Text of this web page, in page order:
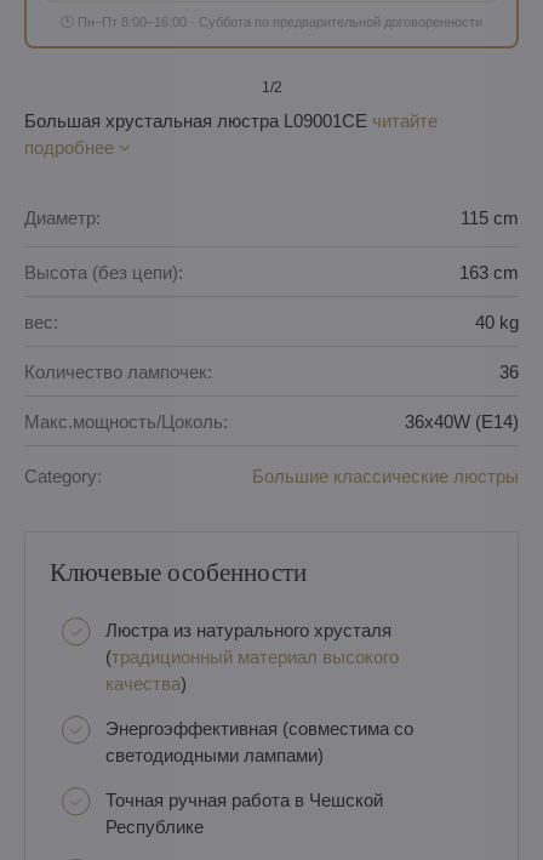
🕐 Пн–Пт 8:00–16:00 · Суббота по предварительной договоренности
1/2
Большая xрустальная люстра L09001CE читайте
подробнее
Диаметр: 115 cm
Высота (без цепи): 163 cm
вес: 40 kg
Количество лампочек: 36
Макс.мощность/Цоколь: 36x40W (E14)
Category: Большие классические люстры
Ключевые особенности
Люстра из натурального хрусталя
(традиционный материал высокого
качества)
Энергоэффективная (совместима со
светодиодными лампами)
Точная ручная работа в Чешской
Республике